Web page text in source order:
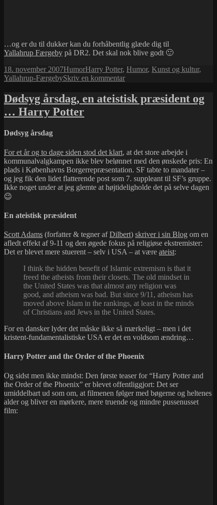
…og er du til dukker kan du forhåbentlig glæde dig til
Yallahrup Færgeby på DR2. Det skal nok blive godt 🙂
Udgivet
i
18. november 2007Kategorier
HumorTags
Harry Potter, Humor, Kunst og kultur,
Yallahrup-FærgebySkriv en kommentartil
Puppet
Pals
Dødsyg årsdag, en ateistisk præsident og
… Harry Potter
Dødsyg årsdag
For et år og to dage siden stod det klart, at det store arbejde i
kommunalvalgkampen ikke blev belønnet med den ønskede pris: En
plads i Københavns Borgerrepræsentation. SF tabte to mandater –
og jeg fik den lidet flatterende post som 7. suppleant til SF’s gruppe.
Ikke noget under at jeg glemte at højtideligholde det på selve dagen
😉
En ateistisk præsident
Scott Adams (forfatter & tegner afDilbert) skriver i sin Blog om en
afledt effekt af 9-11 og den øgede fokus på religiøse ekstremister:
Det er blevet mere stuerent – selv i USA – at være ateist:
I think the hidden benefit of Islamic extremism is that it
freed the atheists from their closets. The old mindset in
the United States was that almost any religion was
good, and atheism was bad. But since 9/11, atheism has
moved above Islam in the rankings, at least in the minds
of Christians and Jews in the United States.
For en dansker lyder det måske ikke så mærkeligt – men i det
kristent-fundamentalistiske USA er det en voldsom ændring…
Harry Potter and the Order of the Phoenix
Og sidst men ikke mindst: Den første teaser for “Harry Potter and
the Order of the Phoenix” er blevet offentliggjort: Det ser
umiddelbart ud som om, at filmenen følger med bøgerne og heltenes
alder og bliver en mørkere, mere truende og mindre pussenusset
film: